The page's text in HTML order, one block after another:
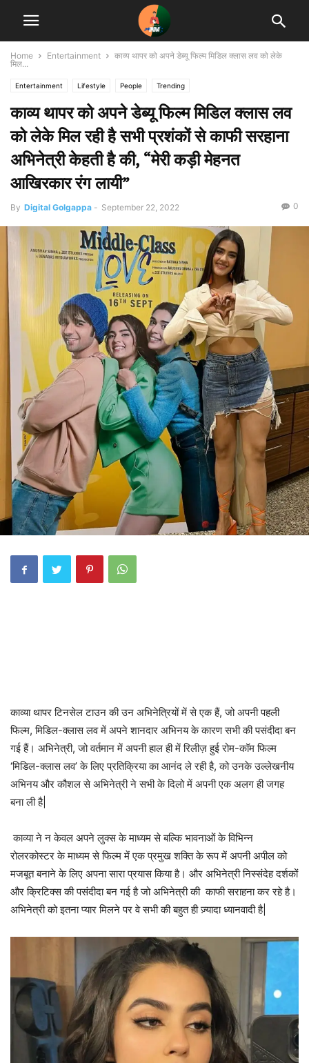
Home Entertainment
काव्य थापर को अपने डेब्यू फिल्म मिडिल क्लास लव को लेके
मिल...
Entertainment Lifestyle People Trending
काव्य थापर को अपने डेब्यू फिल्म मिडिल क्लास लव
को लेके मिल रही है सभी प्रशंकों से काफी सरहाना
अभिनेत्री केहती है की, “मेरी कड़ी मेहनत
आखिरकार रंग लायी”
By Digital Golgappa - September 22, 2022 0
काव्या थापर टिनसेल टाउन की उन अभिनेत्रियों में से एक हैं, जो अपनी पहली
फिल्म, मिडिल-क्लास लव में अपने शानदार अभिनय के कारण सभी की पसंदीदा बन
गई हैं। अभिनेत्री, जो वर्तमान में अपनी हाल ही में रिलीज़ हुई रोम-कॉम फिल्म
‘मिडिल-क्लास लव’ के लिए प्रतिक्रिया का आनंद ले रही है, को उनके उल्लेखनीय
अभिनय और कौशल से अभिनेत्री ने सभी के दिलो में अपनी एक अलग ही जगह
बना ली है|
काव्या ने न केवल अपने लुक्स के माध्यम से बल्कि भावनाओं के विभिन्न
रोलरकोस्टर के माध्यम से फिल्म में एक प्रमुख शक्ति के रूप में अपनी अपील को
मजबूत बनाने के लिए अपना सारा प्रयास किया है। और अभिनेत्री निस्संदेह दर्शकों
और क्रिटिक्स की पसंदीदा बन गई है जो अभिनेत्री की काफी सराहना कर रहे है।
अभिनेत्री को इतना प्यार मिलने पर वे सभी की बहुत ही ज़्यादा ध्यानवादी है|